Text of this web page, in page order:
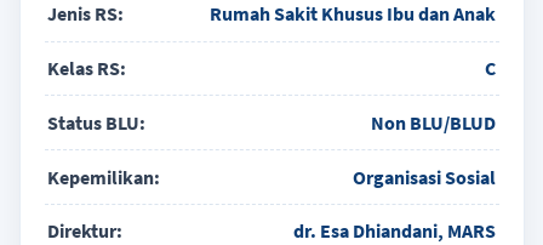
Jenis RS: Rumah Sakit Khusus Ibu dan Anak
Kelas RS: C
Status BLU: Non BLU/BLUD
Kepemilikan: Organisasi Sosial
Direktur: dr. Esa Dhiandani, MARS